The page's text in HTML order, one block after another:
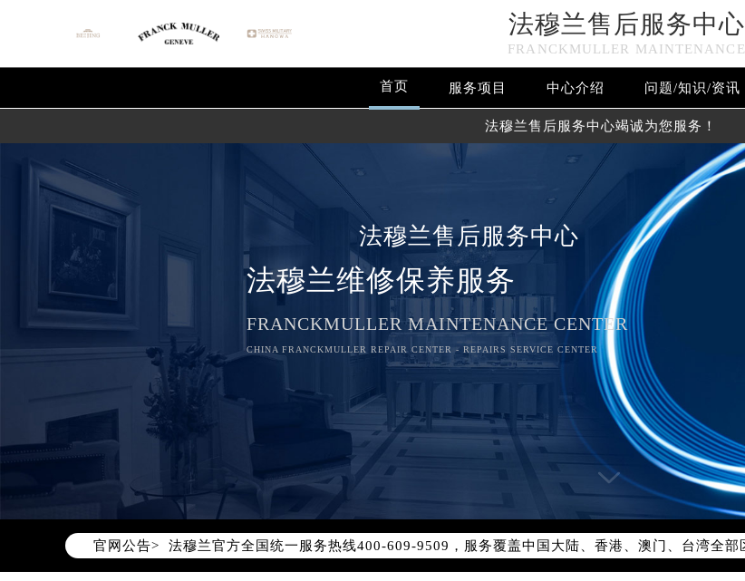
法穆兰售后服务中心
FRANCKMULLER MAINTENANCE
首页 服务项目 中心介绍 问题/知识/资讯
法穆兰售后服务中心竭诚为您服务！
法穆兰售后服务中心
法穆兰维修保养服务
FRANCKMULLER MAINTENANCE CENTER
CHINA FRANCKMULLER REPAIR CENTER - REPAIRS SERVICE CENTER
官网公告>
2026年8月法穆兰中国区售后服务网络优化升级公告
2026年8月法穆兰全国官方售后客户服务热线：400-609-9509
2026年8月法穆兰售后服务中心最新网点地址：